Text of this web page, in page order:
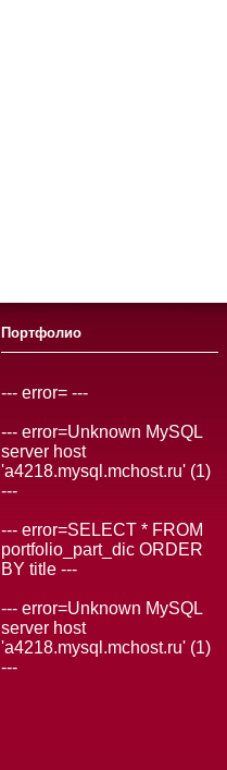
Портфолио
--- error= ---
--- error=Unknown MySQL
server host
'a4218.mysql.mchost.ru' (1)
---
--- error=SELECT * FROM
portfolio_part_dic ORDER
BY title ---
--- error=Unknown MySQL
server host
'a4218.mysql.mchost.ru' (1)
---